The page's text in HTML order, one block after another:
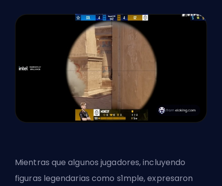
Mientras que algunos jugadores, incluyendo
figuras legendarias como s1mple, expresaron